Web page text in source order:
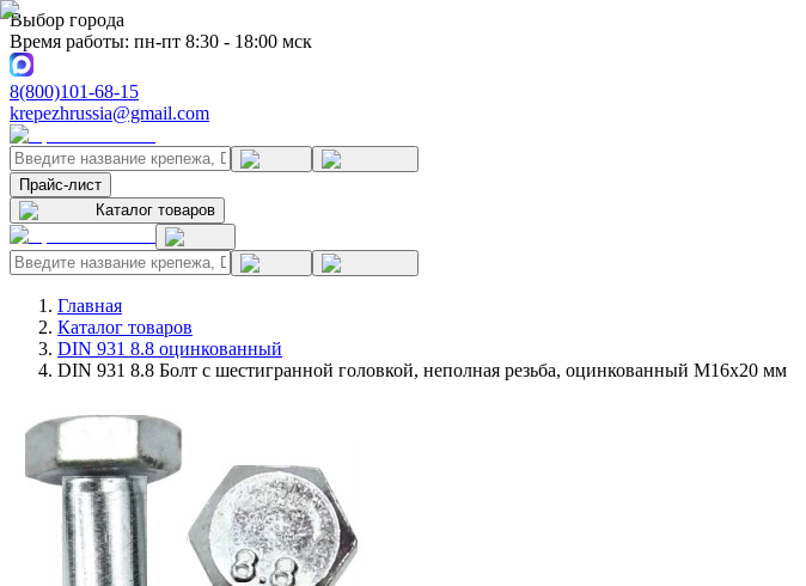
Выбор города
Время работы: пн-пт 8:30 - 18:00 мск
8(800)101-68-15
krepezhrussia@gmail.com
Прайс-лист
Каталог товаров
Главная
Каталог товаров
DIN 931 8.8 оцинкованный
DIN 931 8.8 Болт с шестигранной головкой, неполная резьба, оцинкованный M16x20 мм